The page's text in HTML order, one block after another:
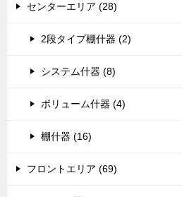
センターエリア (28)
2段タイプ棚什器 (2)
システム什器 (8)
ボリューム什器 (4)
棚什器 (16)
フロントエリア (69)